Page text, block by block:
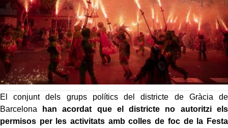
El conjunt dels grups polítics del districte de Gràcia de
Barcelona han acordat que el districte no autoritzi els
permisos per les activitats amb colles de foc de la Festa